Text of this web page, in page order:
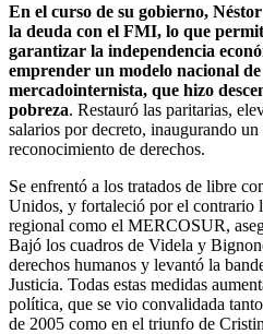
En el curso de su gobierno,
la deuda con el FMI, lo que
garantizar la independencia
emprender un modelo nacional
mercadointernista, que hizo
pobreza. Restauró las paritarias,
salarios por decreto, inaugurando
reconocimiento de derechos.
Se enfrentó a los tratados de libre
Unidos, y fortaleció por el contrario
regional como el MERCOSUR,
Bajó los cuadros de Videla y
derechos humanos y levantó la
Justicia. Todas estas medidas
política, que se vio convalidada
de 2005 como en el triunfo de